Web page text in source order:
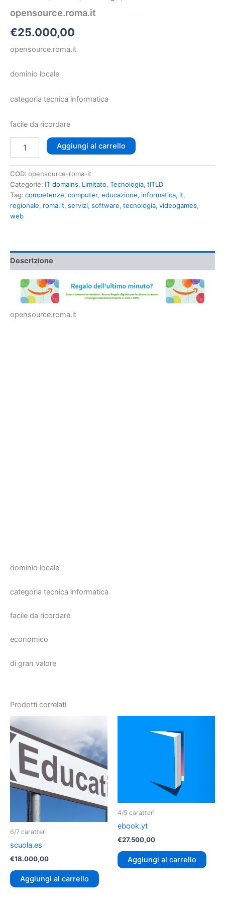
opensource.roma.it
€25.000,00
opensource.roma.it
dominio locale
categoria tecnica informatica
facile da ricordare
Aggiungi al carrello
COD: opensource-roma-it
Categorie: IT domains, Limitato, Tecnologia, tlTLD
Tag: competenze, computer, educazione, informatica, it,
regionale, roma.it, servizi, software, tecnologia, videogames,
web
Descrizione
opensource.roma.it
dominio locale
categoria tecnica informatica
facile da ricordare
economico
di gran valore
Prodotti correlati
6/7 caratteri
scuola.es
€18.000,00
Aggiungi al carrello
4/5 caratteri
ebook.yt
€27.500,00
Aggiungi al carrello